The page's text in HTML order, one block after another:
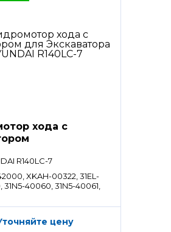
хода с
R140LC-7
XKAH-00322, 31EL-
31N5-40060, 31N5-40061,
31N2-40020, 31N2-40021
цену